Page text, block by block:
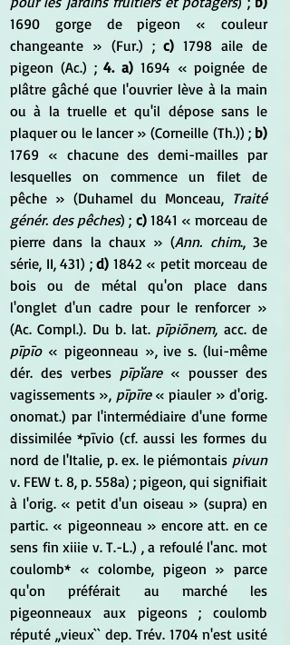
1690 gorge de pigeon « couleur
changeante » (Fur.) ; c) 1798 aile de
pigeon (Ac.) ; 4. a) 1694 « poignée de
plâtre gâché que l'ouvrier lève à la main
ou à la truelle et qu'il dépose sans le
plaquer ou le lancer » (Corneille (Th.)) ; b)
1769 « chacune des demi-mailles par
lesquelles on commence un filet de
pêche » (Duhamel du Monceau, Traité
génér. des pêches) ; c) 1841 « morceau de
pierre dans la chaux » (Ann. chim., 3e
série, II, 431) ; d) 1842 « petit morceau de
bois ou de métal qu'on place dans
l'onglet d'un cadre pour le renforcer »
(Ac. Compl.). Du b. lat. pīpiōnem,
pīpīo « pigeonneau », ive s. (lui-même
dér. des verbes pīpĭare « pousser des
vagissements », pīpīre « piauler » d'orig.
onomat.) par l'intermédiaire d'une forme
dissimilée *pīvio (cf. aussi les formes du
nord de l'Italie, p. ex. le piémontais pivun
v. FEW t. 8, p. 558a) ; pigeon, qui signifiait
à l'orig. « petit d'un oiseau » (supra) en
partic. « pigeonneau » encore att. en ce
sens fin xiiie v. T.-L.) , a refoulé l'anc. mot
coulomb* « colombe, pigeon » parce
qu'on préférait au marché les
pigeonneaux aux pigeons ; coulomb
réputé ,,vieux`` dep. Trév. 1704 n'est usité